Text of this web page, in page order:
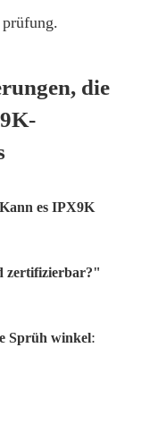
die
es IPX9K
zertifizierbar?"
Sprüh winkel: